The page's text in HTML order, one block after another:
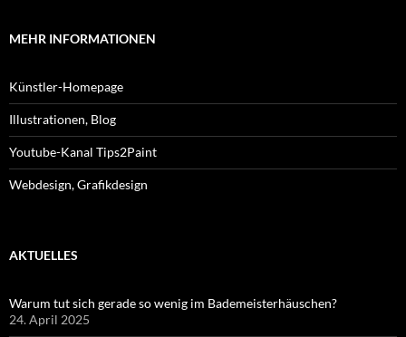
MEHR INFORMATIONEN
Künstler-Homepage
Illustrationen, Blog
Youtube-Kanal Tips2Paint
Webdesign, Grafikdesign
AKTUELLES
Warum tut sich gerade so wenig im Bademeisterhäuschen?
24. April 2025